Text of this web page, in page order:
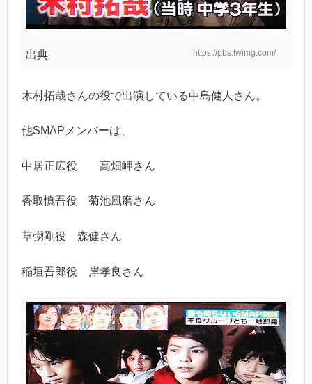
出典 https://pbs.twimg.com/
木村拓哉さんの役で出演している中島健人さん。
他SMAPメンバーは、
中居正広役 高畑岬さん
香取慎吾役 菊池風磨さん
草彅剛役 森健さん
稲垣吾郎役 岸孝良さん